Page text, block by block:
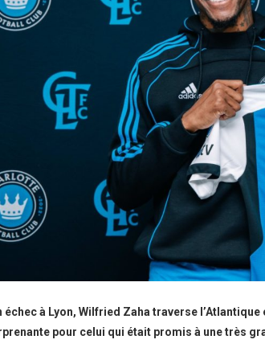
échec à Lyon, Wilfried Zaha traverse
pour celui qui était promis à une très